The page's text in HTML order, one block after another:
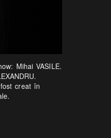
Mihai VASILE.
creat în